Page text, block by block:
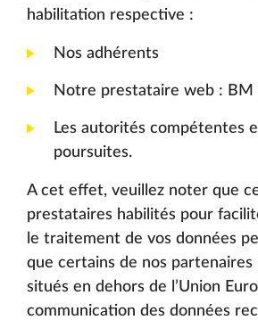
habilitation respective :
Nos adhérents
Notre prestataire web : BM
Les autorités compétentes
poursuites.
A cet effet, veuillez noter que
prestataires habilités pour
le traitement de vos données
que certains de nos
situés en dehors de l’Union
communication des données